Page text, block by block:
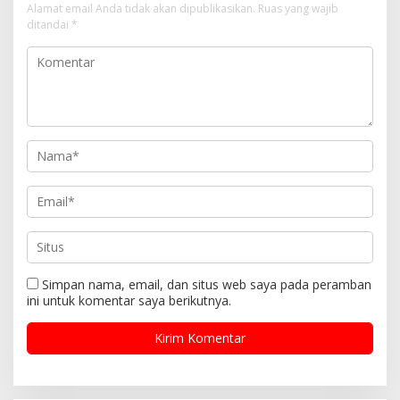
Alamat email Anda tidak akan dipublikasikan. Ruas yang wajib
ditandai *
Simpan nama, email, dan situs web saya pada peramban
ini untuk komentar saya berikutnya.